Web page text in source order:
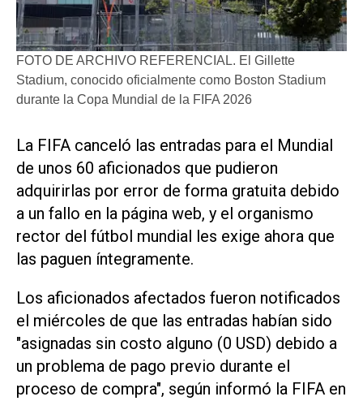
FOTO DE ARCHIVO REFERENCIAL. El Gillette
Stadium, conocido oficialmente como Boston Stadium
durante la Copa Mundial de la FIFA 2026
​La FIFA canceló las entradas para el Mundial
de unos ‌60 aficionados ‌que pudieron
adquirirlas por error de forma gratuita debido
a un fallo en la página web, y el organismo
rector del fútbol mundial les exige ahora ​que
las ⁠paguen íntegramente.
Los aficionados afectados fueron ‌notificados
el miércoles de ⁠que las entradas ⁠habían sido
"asignadas sin costo alguno (0 USD) debido a
un problema de pago ⁠previo durante el
proceso ​de compra", según informó ‌la FIFA en